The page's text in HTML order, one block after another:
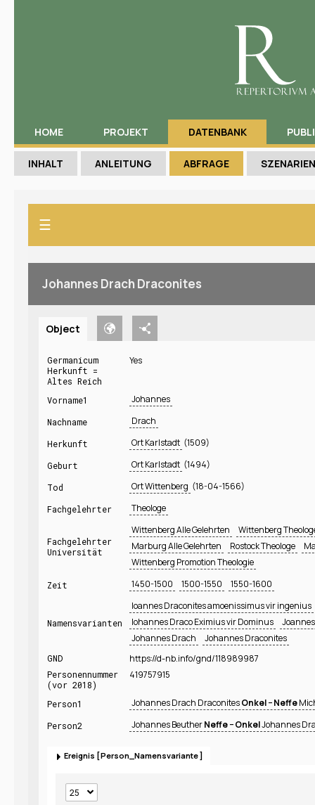
HOME PROJEKT DATENBANK
INHALT ANLEITUNG ABFRAGE SZENARIEN